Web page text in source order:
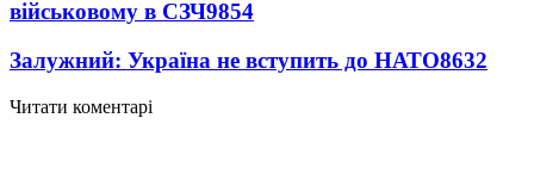
військовому в СЗЧ9854
Залужний: Україна не вступить до НАТО8632
Читати коментарі